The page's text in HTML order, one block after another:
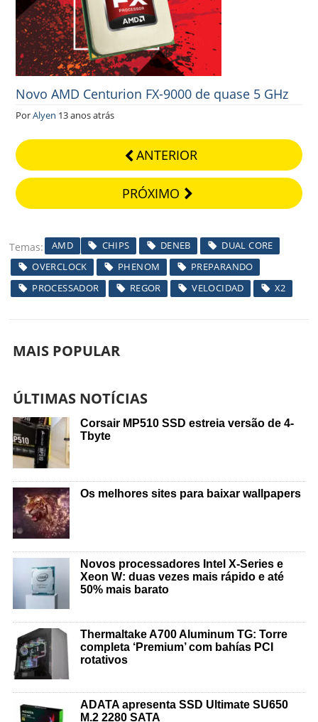
Novo AMD Centurion FX-9000 de quase 5 GHz
PorAlyen 13 anos atrás
ANTERIOR
PRÓXIMO
Temas AMD CHIPS DENEB
DUAL CORE
OVERCLOCK
PHENOM
PREPARANDO
PROCESSADOR
REGOR VELOCIDAD X2
MAIS POPULAR
ÚLTIMAS NOTÍCIAS
Corsair MP510 SSD estreia versão de 4-
Tbyte
Os melhores sites para baixar wallpapers
Novos processadores Intel X-Series e
Xeon W: duas vezes mais rápido e até
50% mais barato
Thermaltake A700 Aluminum TG: Torre
completa ‘Premium’ com bahías PCI
rotativos
ADATA apresenta SSD Ultimate SU650
M.2 2280 SATA